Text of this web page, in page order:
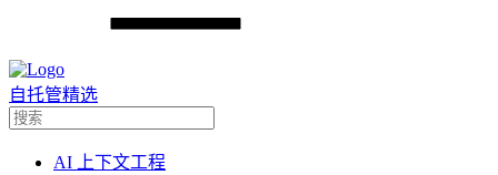
自托管精选
AI 上下文工程